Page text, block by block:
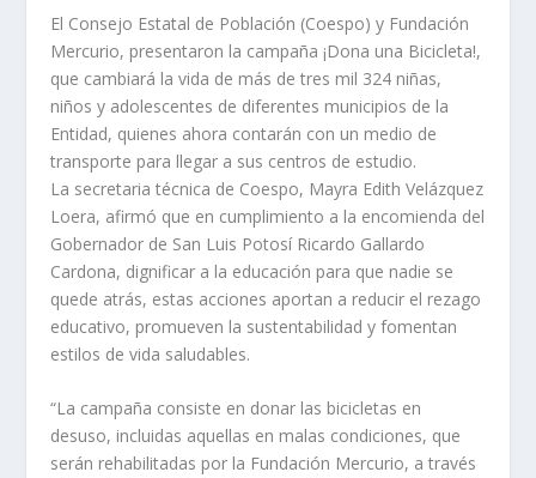
El Consejo Estatal de Población (Coespo) y Fundación
Mercurio, presentaron la campaña ¡Dona una Bicicleta!,
que cambiará la vida de más de tres mil 324 niñas,
niños y adolescentes de diferentes municipios de la
Entidad, quienes ahora contarán con un medio de
transporte para llegar a sus centros de estudio.
La secretaria técnica de Coespo, Mayra Edith Velázquez
Loera, afirmó que en cumplimiento a la encomienda del
Gobernador de San Luis Potosí Ricardo Gallardo
Cardona, dignificar a la educación para que nadie se
quede atrás, estas acciones aportan a reducir el rezago
educativo, promueven la sustentabilidad y fomentan
estilos de vida saludables.
“La campaña consiste en donar las bicicletas en
desuso, incluidas aquellas en malas condiciones, que
serán rehabilitadas por la Fundación Mercurio, a través